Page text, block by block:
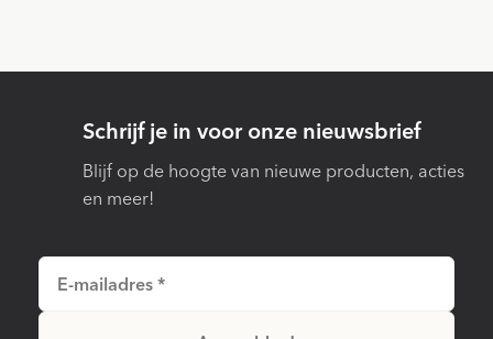
Schrijf je in voor onze nieuwsbrief
Blijf op de hoogte van nieuwe producten, acties
en meer!